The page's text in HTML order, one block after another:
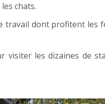
chats.
travail dont profitent les
visiter les dizaines de